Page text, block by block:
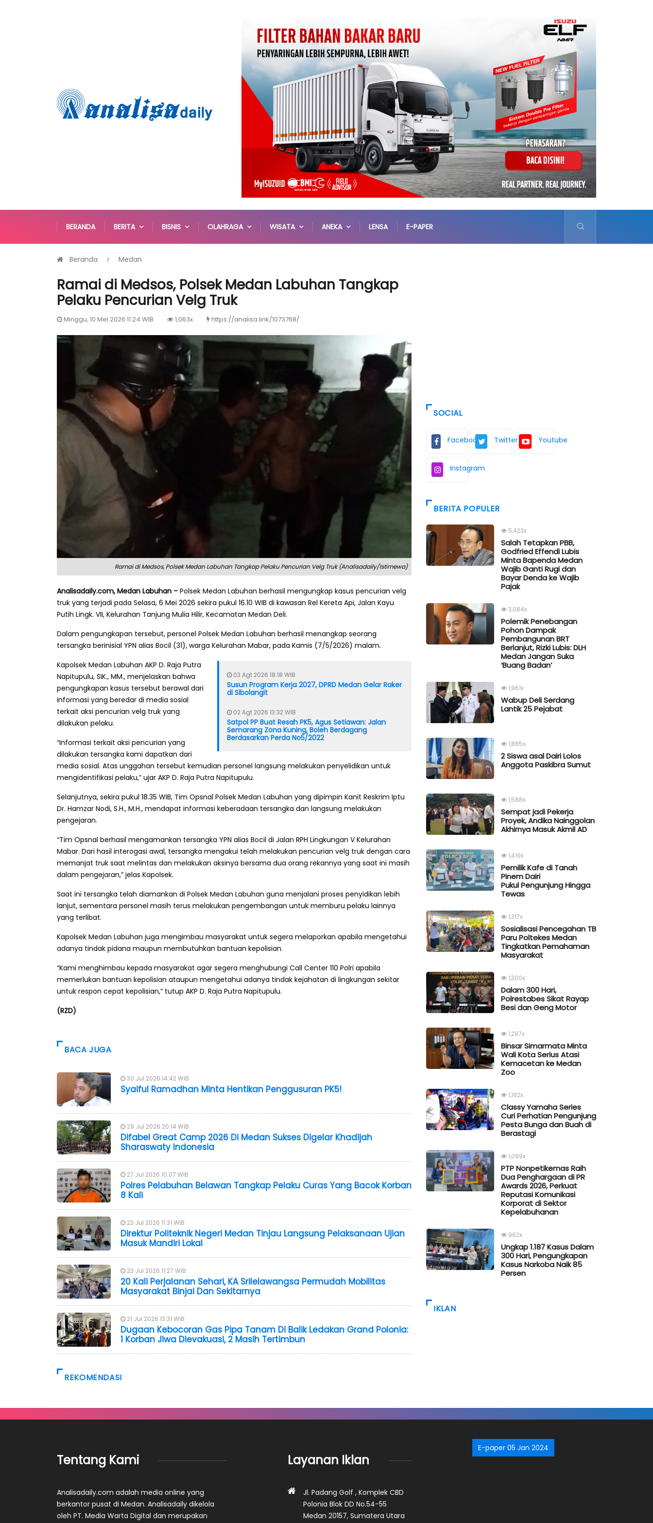
BERANDA BERITA BISNIS OLAHRAGA WISATA ANEKA LENSA E-PAPER
Beranda Medan
Ramai di Medsos, Polsek Medan Labuhan Tangkap
Pelaku Pencurian Velg Truk
Minggu, 10 Mei 2026 11:24 WIB 1,063x https://analisa.link/1073768/
Ramai di Medsos, Polsek Medan Labuhan Tangkap Pelaku Pencurian Velg Truk (Analisadaily/Istimewa)
Analisadaily.com, Medan Labuhan – Polsek Medan Labuhan berhasil mengungkap kasus pencurian velg
truk yang terjadi pada Selasa, 6 Mei 2026 sekira pukul 16.10 WIB di kawasan Rel Kereta Api, Jalan Kayu
Putih Lingk. VII, Kelurahan Tanjung Mulia Hilir, Kecamatan Medan Deli.
Dalam pengungkapan tersebut, personel Polsek Medan Labuhan berhasil menangkap seorang
tersangka berinisial YPN alias Bocil (31), warga Kelurahan Mabar, pada Kamis (7/5/2026) malam.
03 Agt 2026 18:18 WIB
Susun Program Kerja 2027, DPRD Medan Gelar Raker
di Sibolangit
02 Agt 2026 13:32 WIB
Satpol PP Buat Resah PK5, Agus Setiawan: Jalan
Semarang Zona Kuning, Boleh Berdagang
Berdasarkan Perda No5/2022
Kapolsek Medan Labuhan AKP D. Raja Putra
Napitupulu, SIK., MM., menjelaskan bahwa
pengungkapan kasus tersebut berawal dari
informasi yang beredar di media sosial
terkait aksi pencurian velg truk yang
dilakukan pelaku.
“Informasi terkait aksi pencurian yang
dilakukan tersangka kami dapatkan dari
media sosial. Atas unggahan tersebut kemudian personel langsung melakukan penyelidikan untuk
mengidentifikasi pelaku,” ujar AKP D. Raja Putra Napitupulu.
Selanjutnya, sekira pukul 18.35 WIB, Tim Opsnal Polsek Medan Labuhan yang dipimpin Kanit Reskrim Iptu
Dr. Hamzar Nodi, S.H., M.H., mendapat informasi keberadaan tersangka dan langsung melakukan
pengejaran.
“Tim Opsnal berhasil mengamankan tersangka YPN alias Bocil di Jalan RPH Lingkungan V Kelurahan
Mabar. Dari hasil interogasi awal, tersangka mengakui telah melakukan pencurian velg truk dengan cara
memanjat truk saat melintas dan melakukan aksinya bersama dua orang rekannya yang saat ini masih
dalam pengejaran,” jelas Kapolsek.
Saat ini tersangka telah diamankan di Polsek Medan Labuhan guna menjalani proses penyidikan lebih
lanjut, sementara personel masih terus melakukan pengembangan untuk memburu pelaku lainnya
yang terlibat.
Kapolsek Medan Labuhan juga mengimbau masyarakat untuk segera melaporkan apabila mengetahui
adanya tindak pidana maupun membutuhkan bantuan kepolisian.
“Kami menghimbau kepada masyarakat agar segera menghubungi Call Center 110 Polri apabila
memerlukan bantuan kepolisian ataupun mengetahui adanya tindak kejahatan di lingkungan sekitar
untuk respon cepat kepolisian,” tutup AKP D. Raja Putra Napitupulu.
(RZD)
BACA JUGA
30 Jul 2026 14:42 WIB
Syaiful Ramadhan Minta Hentikan Penggusuran PK5!
29 Jul 2026 20:14 WIB
Difabel Great Camp 2026 Di Medan Sukses Digelar Khadijah
Sharaswaty Indonesia
27 Jul 2026 10:07 WIB
Polres Pelabuhan Belawan Tangkap Pelaku Curas Yang Bacok Korban
8 Kali
23 Jul 2026 11:31 WIB
Direktur Politeknik Negeri Medan Tinjau Langsung Pelaksanaan Ujian
Masuk Mandiri Lokal
23 Jul 2026 11:27 WIB
20 Kali Perjalanan Sehari, KA Srilelawangsa Permudah Mobilitas
Masyarakat Binjai Dan Sekitarnya
21 Jul 2026 13:31 WIB
Dugaan Kebocoran Gas Pipa Tanam Di Balik Ledakan Grand Polonia:
1 Korban Jiwa Dievakuasi, 2 Masih Tertimbun
REKOMENDASI
SOCIAL
Facebook Twitter Youtube
Instagram
BERITA POPULER
5,423x
Salah Tetapkan PBB,
Godfried Effendi Lubis
Minta Bapenda Medan
Wajib Ganti Rugi dan
Bayar Denda ke Wajib
Pajak
3,084x
Polemik Penebangan
Pohon Dampak
Pembangunan BRT
Berlanjut, Rizki Lubis: DLH
Medan Jangan Suka
‘Buang Badan’
1,961x
Wabup Deli Serdang
Lantik 25 Pejabat
1,885x
2 Siswa asal Dairi Lolos
Anggota Paskibra Sumut
1,588x
Sempat jadi Pekerja
Proyek, Andika Nainggolan
Akhirnya Masuk Akmil AD
1,419x
Pemilik Kafe di Tanah
Pinem Dairi
Pukul Pengunjung Hingga
Tewas
1,317x
Sosialisasi Pencegahan TB
Paru Poltekes Medan
Tingkatkan Pemahaman
Masyarakat
1,300x
Dalam 300 Hari,
Polrestabes Sikat Rayap
Besi dan Geng Motor
1,297x
Binsar Simarmata Minta
Wali Kota Serius Atasi
Kemacetan ke Medan
Zoo
1,182x
Classy Yamaha Series
Curi Perhatian Pengunjung
Pesta Bunga dan Buah di
Berastagi
1,099x
PTP Nonpetikemas Raih
Dua Penghargaan di PR
Awards 2026, Perkuat
Reputasi Komunikasi
Korporat di Sektor
Kepelabuhanan
962x
Ungkap 1.187 Kasus Dalam
300 Hari, Pengungkapan
Kasus Narkoba Naik 85
Persen
IKLAN
Tentang Kami
Analisadaily.com adalah media online yang
berkantor pusat di Medan. Analisadaily dikelola
oleh PT. Media Warta Digital dan merupakan
Layanan Iklan
Jl. Padang Golf , Komplek CBD
Polonia Blok DD No.54-55
Medan 20157, Sumatera Utara
E-paper 05 Jan 2024